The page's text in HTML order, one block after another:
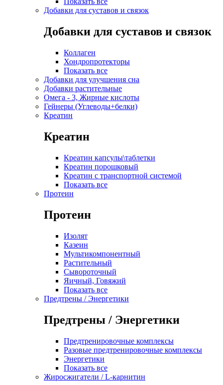
Добавки для суставов и связок
Добавки для суставов и связок
Коллаген
Хондропротекторы
Показать все
Добавки для улучшения сна
Добавки растительные
Омега - 3, Жирные кислоты
Гейнеры (Углеводы+белки)
Креатин
Креатин
Креатин капсулы\таблетки
Креатин порошковый
Креатин с транспортной системой
Показать все
Протеин
Протеин
Изолят
Казеин
Мультикомпонентный
Растительный
Сывороточный
Яичный, Говяжий
Показать все
Предтрены / Энергетики
Предтрены / Энергетики
Предтренировочные комплексы
Разовые предтренировочные комплексы
Энергетики
Показать все
Жиросжигатели / L-карнитин